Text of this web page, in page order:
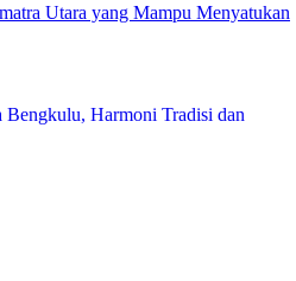
Utara yang Mampu Menyatukan